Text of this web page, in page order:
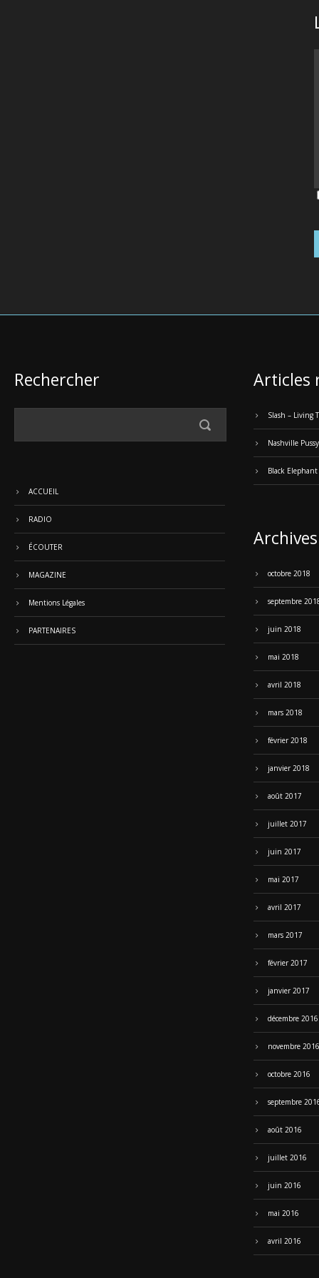
Rechercher
ACCUEIL
RADIO
ÉCOUTER
MAGAZINE
Mentions Légales
PARTENAIRES
Articles
Slash – Living
Nashville
Black Elephant
Archives
octobre 2018
septembre
juin 2018
mai 2018
avril 2018
mars 2018
février 2018
janvier 2018
août 2017
juillet 2017
juin 2017
mai 2017
avril 2017
mars 2017
février 2017
janvier 2017
décembre 2016
novembre 2016
octobre 2016
septembre
août 2016
juillet 2016
juin 2016
mai 2016
avril 2016